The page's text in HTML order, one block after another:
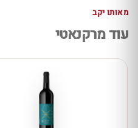
מאותו יקב
עוד מרקנאטי